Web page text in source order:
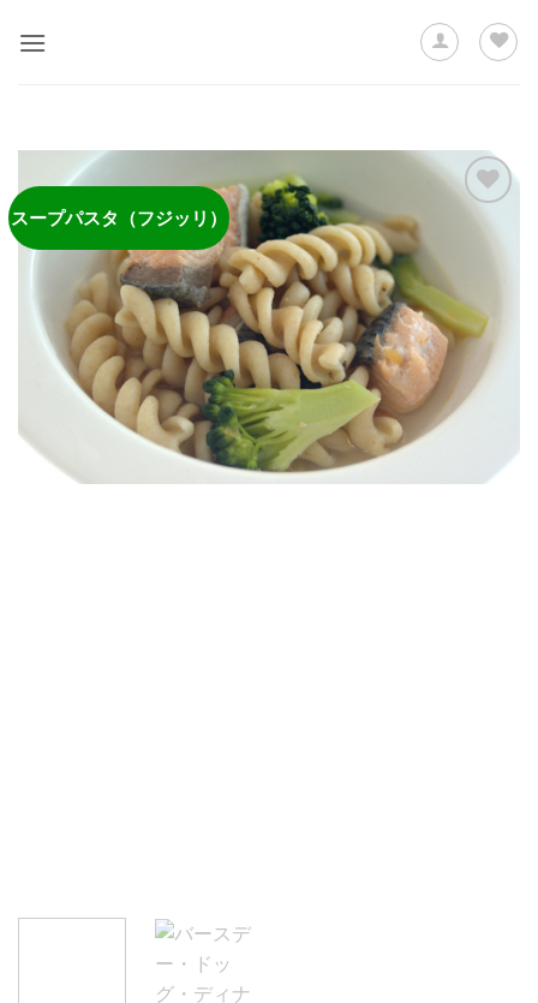
スープパスタ（フジッリ）
追加